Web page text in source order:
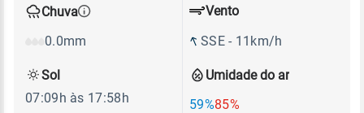
Chuva
0.0mm
Umidade do ar
59%85%
Vento
SSE - 11km/h
Sol
07:09h às 17:58h